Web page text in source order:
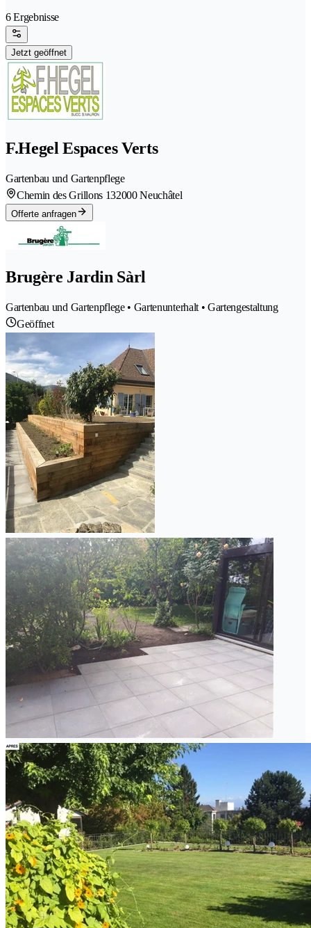
6 Ergebnisse
Jetzt geöffnet
F.Hegel Espaces Verts
Gartenbau und Gartenpflege
Chemin des Grillons 132000 Neuchâtel
Offerte anfragen
Brugère Jardin Sàrl
Gartenbau und Gartenpflege • Gartenunterhalt • Gartengestaltung
Geöffnet